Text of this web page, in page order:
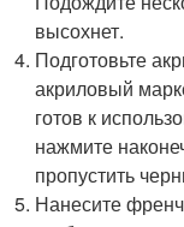
высохнет.
Подготовьте
акриловый
готов к
нажмите
пропустить
Нанесите